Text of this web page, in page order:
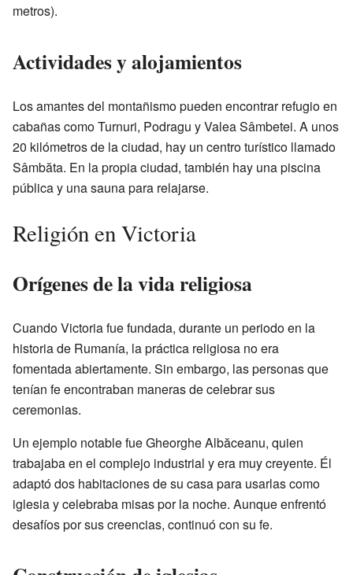
metros).
Actividades y alojamientos
Los amantes del montañismo pueden encontrar refugio en
cabañas como Turnuri, Podragu y Valea Sâmbetei. A unos
20 kilómetros de la ciudad, hay un centro turístico llamado
Sâmbăta. En la propia ciudad, también hay una piscina
pública y una sauna para relajarse.
Religión en Victoria
Orígenes de la vida religiosa
Cuando Victoria fue fundada, durante un periodo en la
historia de Rumanía, la práctica religiosa no era
fomentada abiertamente. Sin embargo, las personas que
tenían fe encontraban maneras de celebrar sus
ceremonias.
Un ejemplo notable fue Gheorghe Albăceanu, quien
trabajaba en el complejo industrial y era muy creyente. Él
adaptó dos habitaciones de su casa para usarlas como
iglesia y celebraba misas por la noche. Aunque enfrentó
desafíos por sus creencias, continuó con su fe.